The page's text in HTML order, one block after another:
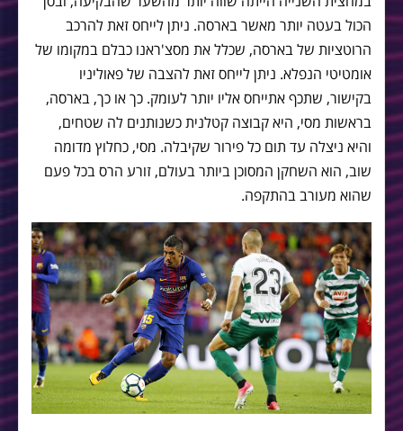
הכול בעטה יותר מאשר בארסה. ניתן לייחס זאת להרכב
הרוטציות של בארסה, שכלל את מסצ'ראנו כבלם במקומו של
אומטיטי הנפלא. ניתן לייחס זאת להצבה של פאוליניו
בקישור, שתכף אתייחס אליו יותר לעומק. כך או כך, בארסה,
בראשות מסי, היא קבוצה קטלנית כשנותנים לה שטחים,
והיא ניצלה עד תום כל פירור שקיבלה. מסי, כחלוץ מדומה
שוב, הוא השחקן המסוכן ביותר בעולם, זורע הרס בכל פעם
שהוא מעורב בהתקפה.